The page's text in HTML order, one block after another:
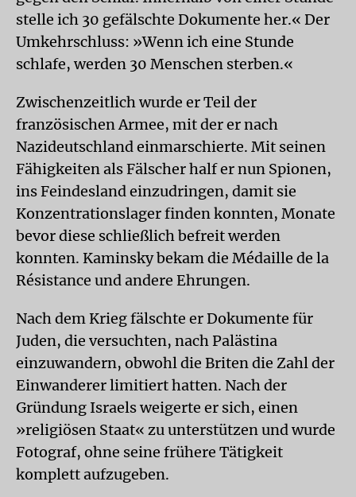
stelle ich 30 gefälschte Dokumente her.« Der
Umkehrschluss: »Wenn ich eine Stunde
schlafe, werden 30 Menschen sterben.«
Zwischenzeitlich wurde er Teil der
französischen Armee, mit der er nach
Nazideutschland einmarschierte. Mit seinen
Fähigkeiten als Fälscher half er nun Spionen,
ins Feindesland einzudringen, damit sie
Konzentrationslager finden konnten, Monate
bevor diese schließlich befreit werden
konnten. Kaminsky bekam die Médaille de la
Résistance und andere Ehrungen.
Nach dem Krieg fälschte er Dokumente für
Juden, die versuchten, nach Palästina
einzuwandern, obwohl die Briten die Zahl der
Einwanderer limitiert hatten. Nach der
Gründung Israels weigerte er sich, einen
»religiösen Staat« zu unterstützen und wurde
Fotograf, ohne seine frühere Tätigkeit
komplett aufzugeben.